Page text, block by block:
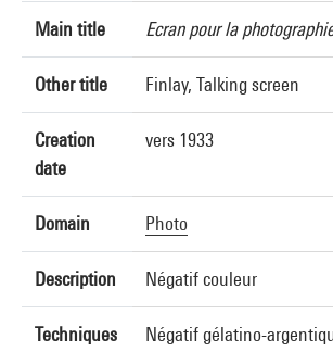
Main title Ecran pour la
Other title Finlay, Talking screen
Creation
date
vers 1933
Domain Photo
Description Négatif couleur
Techniques
Négatif gélatino-